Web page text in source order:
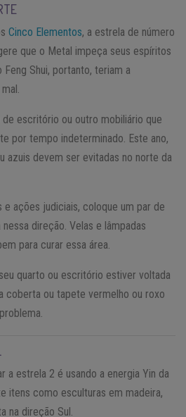
Cinco Elementos, a estrela de número
que o Metal impeça seus espíritos
Shui, portanto, teriam a
escritório ou outro mobiliário que
por tempo indeterminado. Este ano,
azuis devem ser evitadas no norte da
e ações judiciais, coloque um par de
direção. Velas e lâmpadas
para curar essa área.
quarto ou escritório estiver voltada
coberta ou tapete vermelho ou roxo
a estrela 2 é usando a energia Yin da
itens como esculturas em madeira,
na direção Sul.